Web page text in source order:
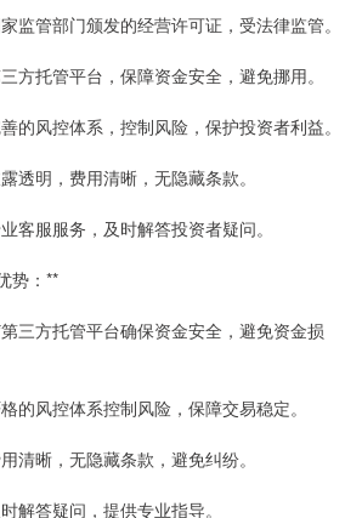
监管部门颁发的经营许可证，受法律监管。
方托管平台，保障资金安全，避免挪用。
的风控体系，控制风险，保护投资者利益。
透明，费用清晰，无隐藏条款。
客服服务，及时解答投资者疑问。
势：**
三方托管平台确保资金安全，避免资金损
的风控体系控制风险，保障交易稳定。
清晰，无隐藏条款，避免纠纷。
解答疑问，提供专业指导。